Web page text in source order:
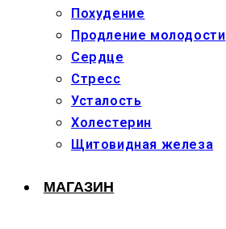
Похудение
Продление молодости
Сердце
Стресс
Усталость
Холестерин
Щитовидная железа
МАГАЗИН